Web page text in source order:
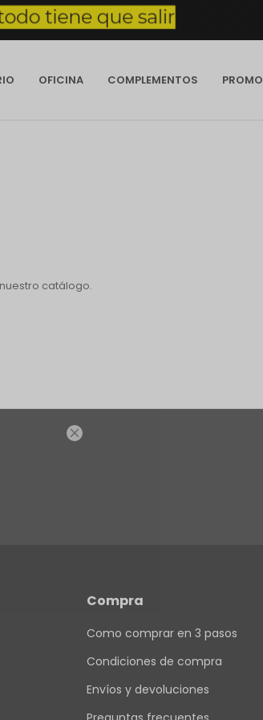

OFICINA COMPLEMENTOS PROMO
catálogo.
Compra
Como comprar en 3 pasos
Condiciones de compra
Envíos y devoluciones